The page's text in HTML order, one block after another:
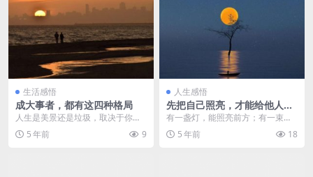
生活感悟
成大事者，都有这四种格局
人生是美景还是垃圾，取决于你所
处的位置和看问题的高低，这就是
所谓的格局。 做事不...
5 年前 9
人生感悟
先把自己照亮，才能给他人带
来光
有一盏灯，能照亮前方；有一束
光，能穿透胸膛；有一些品质，能
让生命闪光。一个内心有...
5 年前 18